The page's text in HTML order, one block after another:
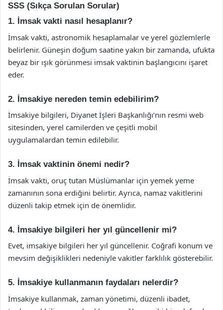
SSS (Sıkça Sorulan Sorular)
1. İmsak vakti nasıl hesaplanır?
İmsak vakti, astronomik hesaplamalar ve yerel gözlemlerle
belirlenir. Güneşin doğum saatine yakın bir zamanda, ufukta
beyaz bir ışık görünmesi imsak vaktinin başlangıcını işaret
eder.
2. İmsakiye nereden temin edebilirim?
İmsakiye bilgileri, Diyanet İşleri Başkanlığı’nın resmi web
sitesinden, yerel camilerden ve çeşitli mobil
uygulamalardan temin edilebilir.
3. İmsak vaktinin önemi nedir?
İmsak vakti, oruç tutan Müslümanlar için yemek yeme
zamanının sona erdiğini belirtir. Ayrıca, namaz vakitlerini
düzenli takip etmek için de önemlidir.
4. İmsakiye bilgileri her yıl güncellenir mi?
Evet, imsakiye bilgileri her yıl güncellenir. Coğrafi konum ve
mevsim değişiklikleri nedeniyle vakitler farklılık gösterebilir.
5. İmsakiye kullanmanın faydaları nelerdir?
İmsakiye kullanmak, zaman yönetimi, düzenli ibadet,